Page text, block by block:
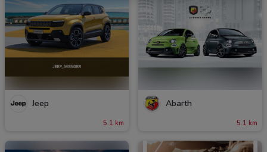
Jeep
5.1 km
Abarth
5.1 km